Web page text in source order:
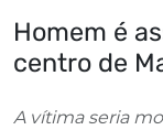
Homem é
centro de
A vítima seria